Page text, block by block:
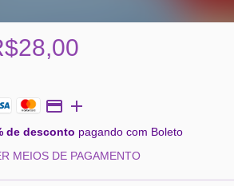
de desconto pagando com Boleto
MEIOS DE PAGAMENTO